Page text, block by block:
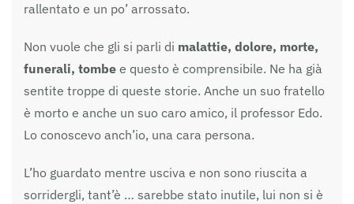
rallentato e un po’ arrossato.
Non vuole che gli si parli di malattie, dolore, morte,
funerali, tombe e questo è comprensibile. Ne ha già
sentite troppe di queste storie. Anche un suo fratello
è morto e anche un suo caro amico, il professor Edo.
Lo conoscevo anch’io, una cara persona.
L’ho guardato mentre usciva e non sono riuscita a
sorridergli, tant’è … sarebbe stato inutile, lui non si è